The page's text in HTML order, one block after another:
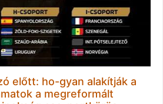
előtt: ho-gyan alakítják a
a megreformált